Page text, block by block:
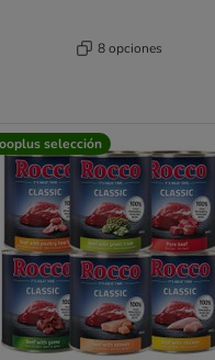
8 opciones
selección